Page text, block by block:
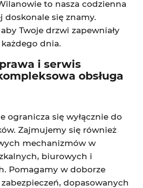
to nasza codzienna
doskonale się znamy.
Twoje drzwi zapewniały
dnia.
i serwis
obsługa
ogranicza się wyłącznie do
Zajmujemy się również
mechanizmów w
biurowych i
Pomagamy w doborze
dopasowanych